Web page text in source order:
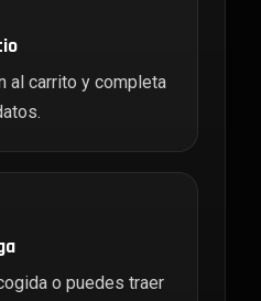
al carrito y completa
o puedes traer